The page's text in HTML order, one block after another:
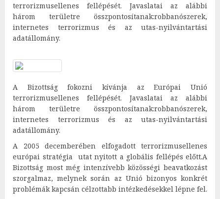
terrorizmusellenes fellépését. Javaslatai az alábbi
három területre összpontosítanak:robbanószerek,
internetes terrorizmus és az utas-nyilvántartási
adatállomány.
A Bizottság fokozni kívánja az Európai Unió
terrorizmusellenes fellépését. Javaslatai az alábbi
három területre összpontosítanak:robbanószerek,
internetes terrorizmus és az utas-nyilvántartási
adatállomány.
A 2005 decemberében elfogadott terrorizmusellenes
európai stratégia
utat nyitott a globális fellépés előtt.A
Bizottság most még intenzívebb közösségi beavatkozást
szorgalmaz, melynek során az Unió bizonyos konkrét
problémák kapcsán célzottabb intézkedésekkel lépne fel.